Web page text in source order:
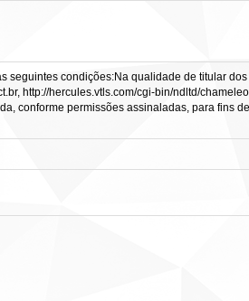
seguintes condições:Na qualidade de titular
http://hercules.vtls.com/cgi-bin/ndltd/
conforme permissões assinaladas, para fins